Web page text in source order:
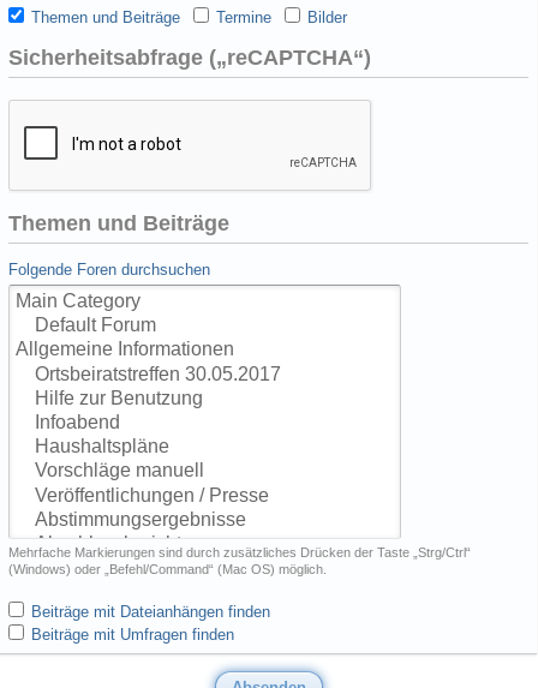
Themen und Beiträge
Termine Bilder
Sicherheitsabfrage („reCAPTCHA“)
Themen und Beiträge
Folgende Foren durchsuchen
Mehrfache Markierungen sind durch zusätzliches Drücken der Taste „Strg/Ctrl“
(Windows) oder „Befehl/Command“ (Mac OS) möglich.
Beiträge mit Dateianhängen finden
Beiträge mit Umfragen finden